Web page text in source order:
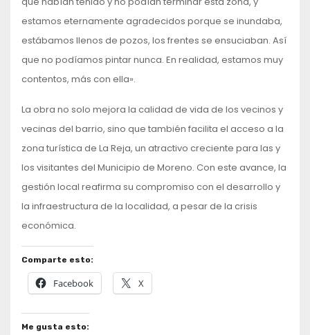
estamos eternamente agradecidos porque se inundaba,
estábamos llenos de pozos, los frentes se ensuciaban. Así
que no podíamos pintar nunca. En realidad, estamos muy
contentos, más con ella».
La obra no solo mejora la calidad de vida de los vecinos y
vecinas del barrio, sino que también facilita el acceso a la
zona turística de La Reja, un atractivo creciente para las y
los visitantes del Municipio de Moreno. Con este avance, la
gestión local reafirma su compromiso con el desarrollo y
la infraestructura de la localidad, a pesar de la crisis
económica.
Comparte esto:
Facebook X
Me gusta esto: